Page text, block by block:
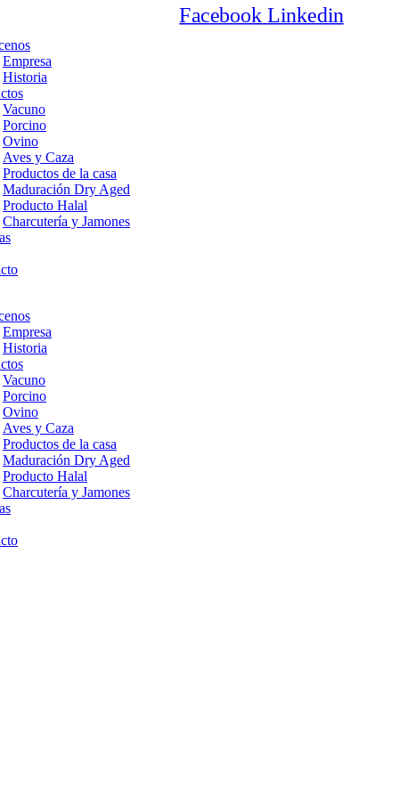
Empresa
Historia
Vacuno
Porcino
Ovino
Aves y Caza
Productos de la casa
Maduración Dry Aged
Producto Halal
Charcutería y Jamones
Empresa
Historia
Vacuno
Porcino
Ovino
Aves y Caza
Productos de la casa
Maduración Dry Aged
Producto Halal
Charcutería y Jamones
Facebook Linkedin